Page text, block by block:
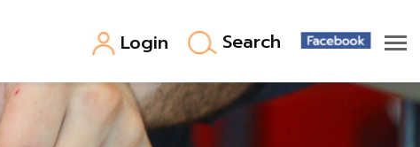
Login Search